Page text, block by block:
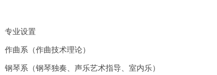
专业设置
作曲系（作曲技术理论）
钢琴系（钢琴独奏、声乐艺术指导、室内乐）